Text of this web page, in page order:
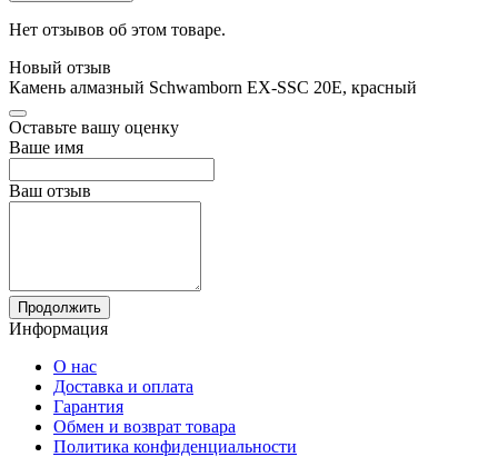
Нет отзывов об этом товаре.
Новый отзыв
Камень алмазный Schwamborn EX-SSC 20E, красный
Оставьте вашу оценку
Ваше имя
Ваш отзыв
Продолжить
Информация
О нас
Доставка и оплата
Гарантия
Обмен и возврат товара
Политика конфиденциальности